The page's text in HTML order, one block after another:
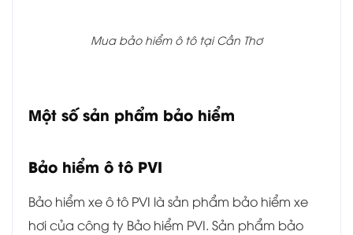
Mua bảo hiểm ô tô tại Cần Thơ
Một số sản phẩm bảo hiểm
Bảo hiểm ô tô PVI
Bảo hiểm xe ô tô PVI là sản phẩm bảo hiểm xe
hơi của công ty Bảo hiểm PVI. Sản phẩm bảo